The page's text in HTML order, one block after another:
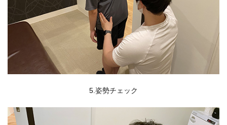
5.姿勢チェック